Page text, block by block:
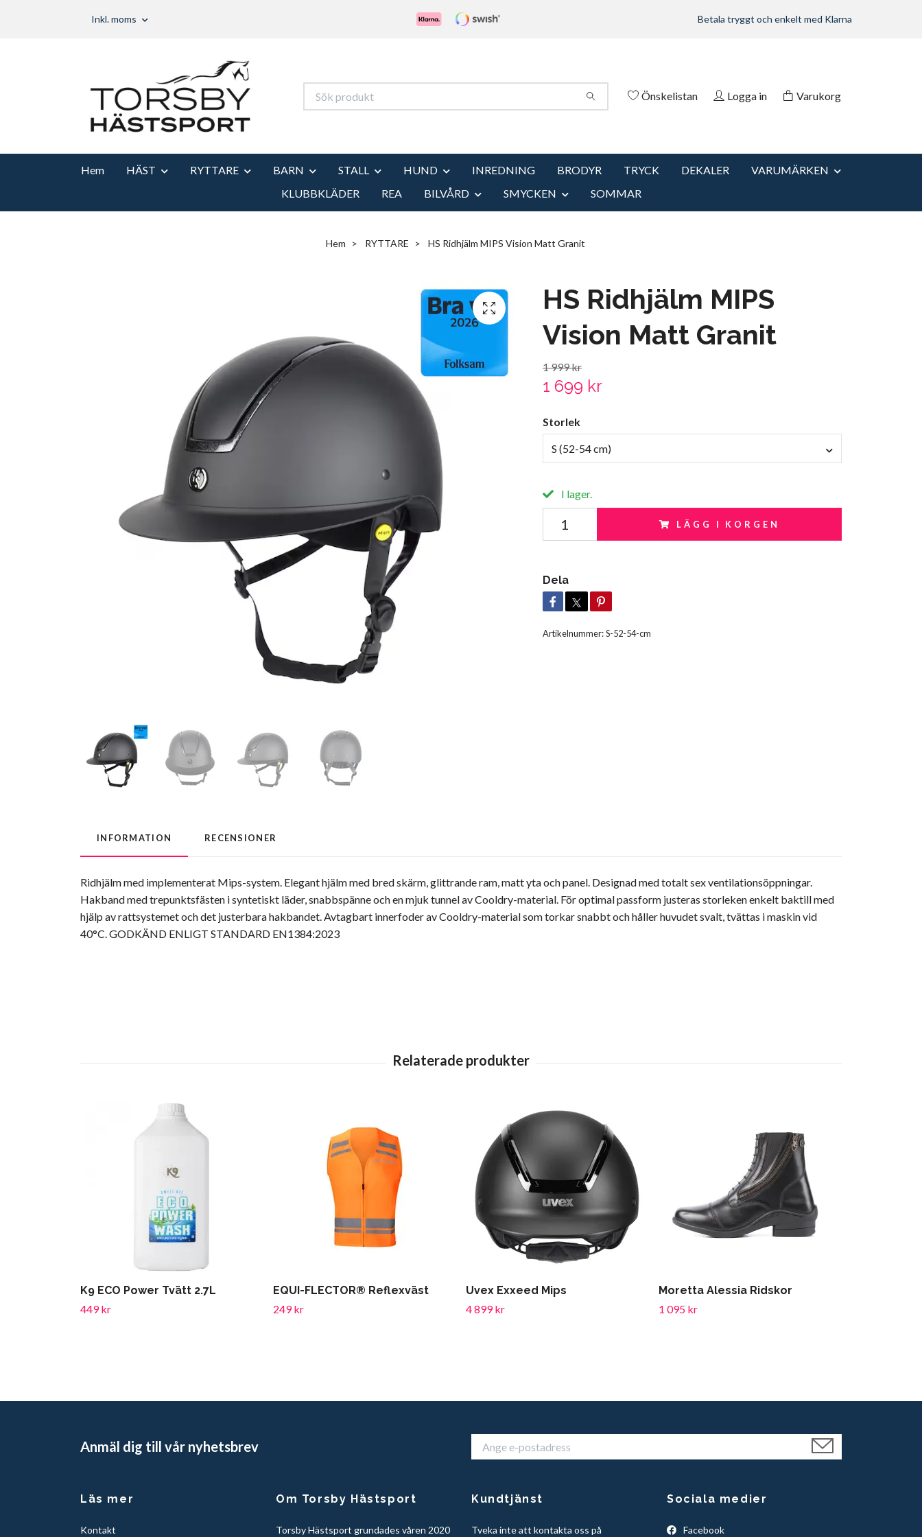
Inkl. moms Betala tryggt och enkelt med Klarna
Önskelistan Logga in Varukorg
Hem HÄST RYTTARE BARN STALL HUND INREDNING BRODYR TRYCK DEKALER
VARUMÄRKEN
KLUBBKLÄDER
REA BILVÅRD SMYCKEN SOMMAR
Hem RYTTARE HS Ridhjälm MIPS Vision Matt Granit
HS Ridhjälm MIPS
Vision Matt Granit
1 999 kr
1 699 kr
Storlek
S (52-54 cm)
I lager.
LÄGG I KORGEN
Dela
Artikelnummer:S-52-54-cm
INFORMATION RECENSIONER
Ridhjälm med implementerat Mips-system. Elegant hjälm med bred skärm, glittrande ram, matt yta och panel. Designad med totalt sex ventilationsöppningar.
Hakband med trepunktsfästen i syntetiskt läder, snabbspänne och en mjuk tunnel av Cooldry-material. För optimal passform justeras storleken enkelt baktill med
hjälp av rattsystemet och det justerbara hakbandet. Avtagbart innerfoder av Cooldry-material som torkar snabbt och håller huvudet svalt, tvättas i maskin vid
40°C. GODKÄND ENLIGT STANDARD EN1384:2023
K9 ECO Power Tvätt 2.7L
449 kr
EQUI-FLECTOR® Reflexväst
249 kr
Uvex Exxeed Mips
4 899 kr
Moretta Alessia Ridskor
1 095 kr
Anmäl dig till vår nyhetsbrev
Läs mer
Kontakt
Om Torsby Hästsport
Torsby Hästsport grundades våren 2020
Kundtjänst
Tveka inte att kontakta oss på
Sociala medier
Facebook